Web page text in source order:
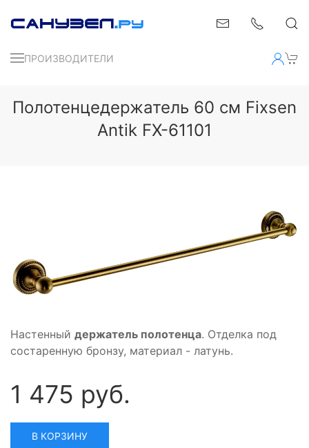
ПРОИЗВОДИТЕЛИ
Полотенцедержатель 60 см Fixsen
Antik FX-61101
Настенный держатель полотенца. Отделка под
состаренную бронзу, материал - латунь.
1 475 руб.
В КОРЗИНУ